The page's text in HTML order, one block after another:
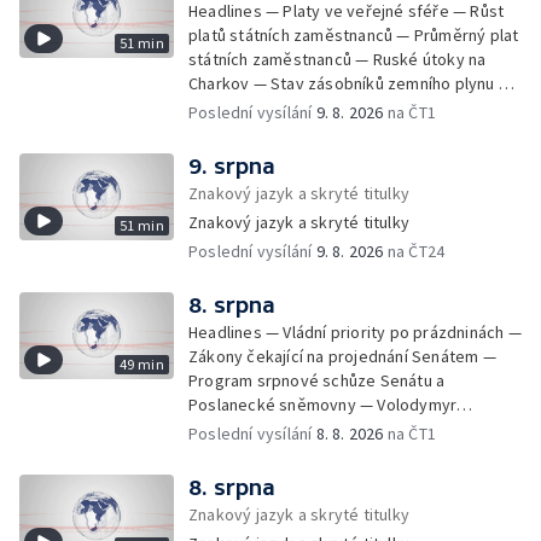
51 min
Headlines — Platy ve veřejné sféře — Růst
platů státních zaměstnanců — Průměrný plat
státních zaměstnanců — Ruské útoky na
Charkov — Stav zásobníků zemního plynu —
Oprava na dálnici D11 — Evakuace v Britské
požárů ve Francii — Izrael odmítá mírový
plán pro Gazu — Nelegální stavby u Vltavy —
Osobní auta v Česku — Nový film Hořké
svátky Pedra Almodóvara — Tajfun Dolphin v
Číně — FIFA odsoudila útoky na svého
Hormuzském průlivu — Vysoká návštěvnost
koupališť — Bezpečné koupání ve vedrech
— Jak zdražovalo pivo — Zmenšování
nových bytů — Průměrné velikosti nových
bytů v Praze — Rodina na 37 m² — Změny
podmínek asistované reprodukce —
Příprava stavby datového centra u Prahy —
Nespokojenost v Sýrii po změně režimu —
Firmy hledají nové zákazníky — Den
Poslední vysílání9. 8. 2026 na ČT1
51 min
9. srpna
Znakový jazyk a skryté titulky
Znakový jazyk a skryté titulky
Poslední vysílání9. 8. 2026 na ČT24
49 min
8. srpna
Headlines — Vládní priority po prázdninách —
Zákony čekající na projednání Senátem —
Program srpnové schůze Senátu a
Poslanecké sněmovny — Volodymyr
Zelenskyj jednal poprvé v Bělehradě —
provoz nelegálních domovů pro seniory —
Populace Česka stárne — Čekací lhůty na
přijetí do domovů pro seniory — Tisza
Poslední vysílání8. 8. 2026 na ČT1
8. srpna
Znakový jazyk a skryté titulky